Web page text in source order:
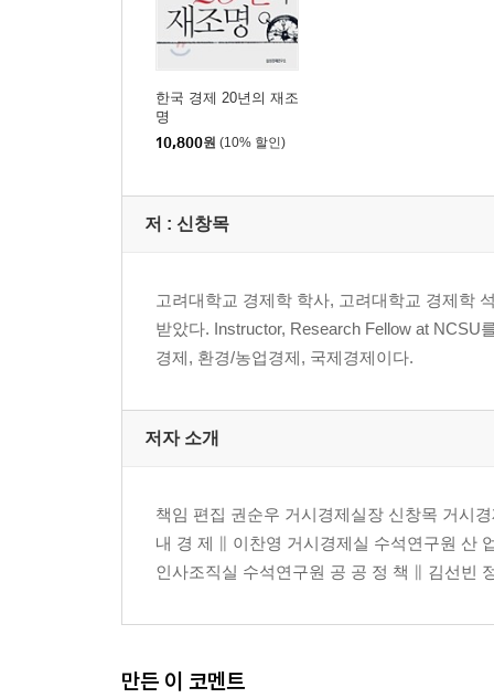
3 산업
PREVIEW
02 수급균형이 예상되는 반도체산업 | 정동영
03 디스플레이산업, 공급과잉 국면 지속 | 박성배
05 친환경 소형차가 부상하는 자동차산업 | 복득규
06 한국과 중국의 전면 대결이 본격 전개될 조선산
4 기업경영
PREVIEW
02 경영환경 불안정성 확대에 대한 적응력 강화 |
05 IT빅뱅에 따른 인사관리 재정립 | 고현철
06 창의적 조직문화 구축을 위한 소통활성화 | 엄동
PREVIEW
02 건전성, 성장동력 및 복지 확충의 세 마리 토끼
한국 경제 20년의 재조
명
10,800원 (10% 할인)
저 : 신창목
고려대학교 경제학 학사, 고려대학교 경제학
받았다. Instructor, Research Fellow at
경제, 환경/농업경제, 국제경제이다.
저자 소개
책임 편집 권순우 거시경제실장 신창목 거시
내 경 제 ∥ 이찬영 거시경제실 수석연구원 산
인사조직실 수석연구원 공 공 정 책 ∥ 김선빈
만든 이 코멘트